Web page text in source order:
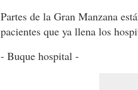
Partes de la Gran Manzana
pacientes que ya llena los
- Buque hospital -